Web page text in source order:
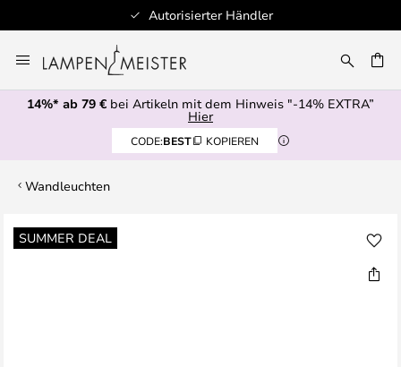
Autorisierter Händler
Inhalt
springen
14%* ab 79 € bei Artikeln mit dem Hinweis "-14% EXTRA”
Hier
CODE:BEST KOPIEREN
Wandleuchten
SUMMER DEAL
Zum
Ende